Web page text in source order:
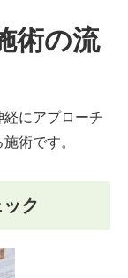
術の流
にアプローチ
術です。
ク